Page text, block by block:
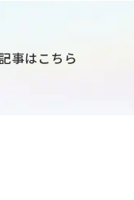
事はこちら